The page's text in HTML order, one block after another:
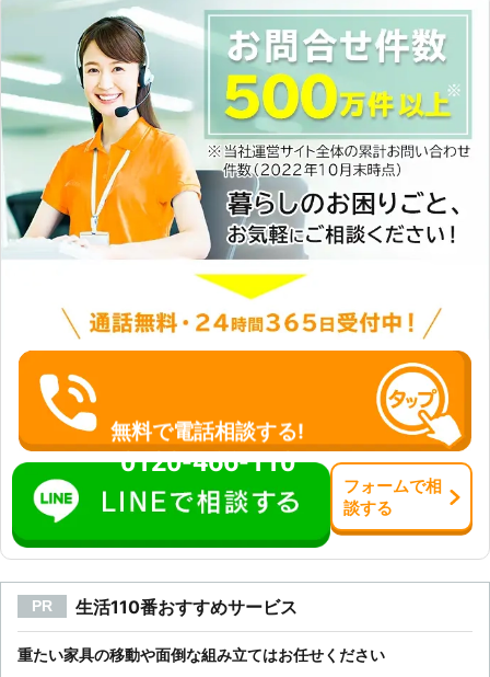
無料で電話相談する!
0120-466-110
フォームで相
談する
PR 生活110番おすすめサービス
重たい家具の移動や面倒な組み立てはお任せください